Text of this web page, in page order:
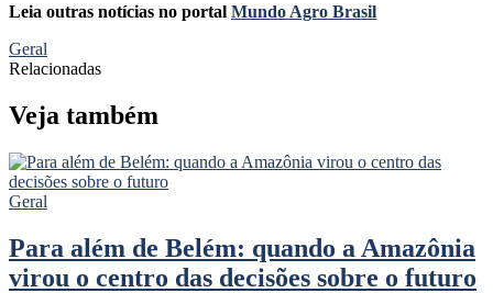
Leia outras notícias no portal Mundo Agro Brasil
Geral
Relacionadas
Veja também
Geral
Para além de Belém: quando a Amazônia
virou o centro das decisões sobre o futuro